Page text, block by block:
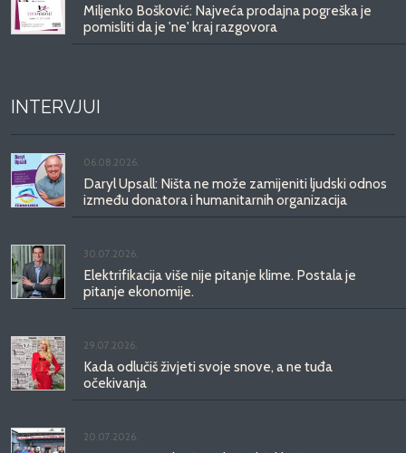
Miljenko Bošković: Najveća prodajna pogreška je
pomisliti da je 'ne' kraj razgovora
INTERVJUI
06.08.2026.
Daryl Upsall: Ništa ne može zamijeniti ljudski odnos
između donatora i humanitarnih organizacija
30.07.2026.
Elektrifikacija više nije pitanje klime. Postala je
pitanje ekonomije.
29.07.2026.
Kada odlučiš živjeti svoje snove, a ne tuđa
očekivanja
20.07.2026.